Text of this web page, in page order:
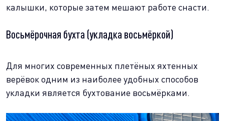
калышки, которые затем мешают работе снасти.
Восьмёрочная бухта (укладка восьмёркой)
Для многих современных плетёных яхтенных
верёвок одним из наиболее удобных способов
укладки является бухтование восьмёрками.